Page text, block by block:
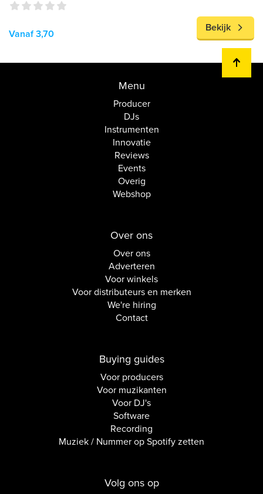
Vanaf 3,70
Bekijk
Menu
Producer
DJs
Instrumenten
Innovatie
Reviews
Events
Overig
Webshop
Over ons
Over ons
Adverteren
Voor winkels
Voor distributeurs en merken
We're hiring
Contact
Buying guides
Voor producers
Voor muzikanten
Voor DJ's
Software
Recording
Muziek / Nummer op Spotify zetten
Volg ons op